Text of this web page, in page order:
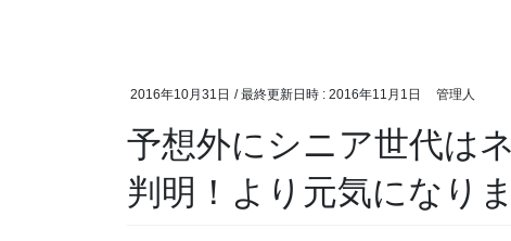
2016年10月31日 / 最終更新日時 : 2016年11月1日 管理人
予想外にシニア世代は
判明！より元気になり